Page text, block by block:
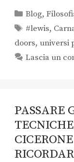
Blog,
#lewis,
doors, universi
Lascia un
PASSARE